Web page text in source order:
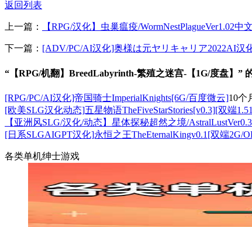
返回列表
上一篇： 【RPG/汉化】虫巢瘟疫/WormNestPlagueVer1.02中
下一篇： [ADV/PC/AI汉化]奥様は元ヤリキャリア2022AI汉
“【RPG/机翻】BreedLabyrinth-繁殖之迷宫-【1G/度盘】”
[RPG/PC/AI汉化]帝国骑士ImperialKnights[6G/百度微云]10个
[欧美SLG汉化动态]五星物语TheFiveStarStories[v0.3][双端
【亚洲风SLG/汉化/动态】星体探秘超然之境/
[日系SLGAIGPT汉化]永恒之王TheEternalKingv0.1[双端2G/
各类单机绅士游戏